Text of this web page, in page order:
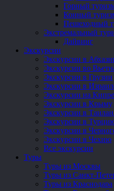
Горный
Конный
Пешеходный
Экстремальный
Дайвинг
Экскурсии
Экскурсии в
Экскурсии во
Экскурсии в Грузии
Экскурсии в
Экскурсии на Кипре
Экскурсии в Крыму
Экскурсии в
Экскурсии в
Экскурсии в
Экскурсии в Чехию
Все экскурсии
Туры
Туры из Москвы
Туры из Санкт-
Туры из Краснодара